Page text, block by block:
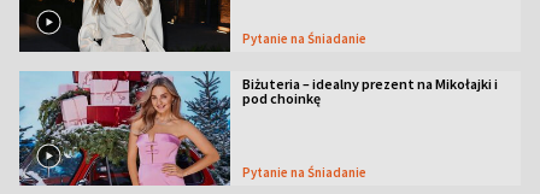
Pytanie na Śniadanie
Biżuteria – idealny prezent na Mikołajki i
pod choinkę
Pytanie na Śniadanie